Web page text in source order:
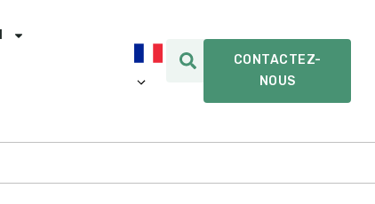
CONTACTEZ-
NOUS